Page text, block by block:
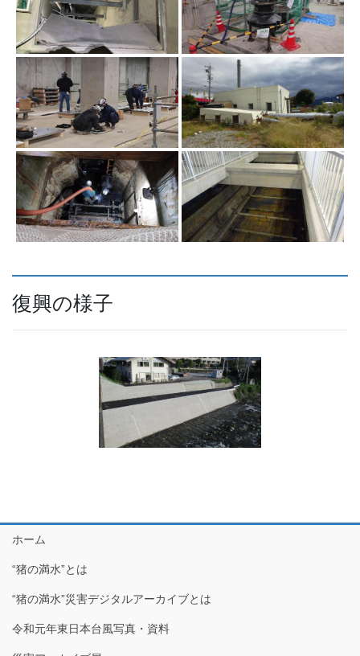
復興の様子
ホーム
“猪の満水”とは
“猪の満水”災害デジタルアーカイブとは
令和元年東日本台風写真・資料